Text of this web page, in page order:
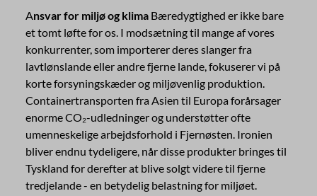
Ansvar for miljø og klima Bæredygtighed er ikke bare
et tomt løfte for os. I modsætning til mange af vores
konkurrenter, som importerer deres slanger fra
lavtlønslande eller andre fjerne lande, fokuserer vi på
korte forsyningskæder og miljøvenlig produktion.
Containertransporten fra Asien til Europa forårsager
enorme CO₂-udledninger og understøtter ofte
umenneskelige arbejdsforhold i Fjernøsten. Ironien
bliver endnu tydeligere, når disse produkter bringes til
Tyskland for derefter at blive solgt videre til fjerne
tredjelande - en betydelig belastning for miljøet.